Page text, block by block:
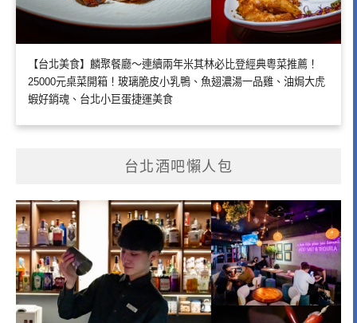
【台北美食】麟聚餐廳～連續兩年米其林必比登經典粵菜推薦！
25000元桌菜開箱！玻璃脆皮小乳鴨、魚翅濃湯一品雞、油焗大虎
蝦好銷魂、台北小巨蛋捷運美食
台北酒吧懶人包